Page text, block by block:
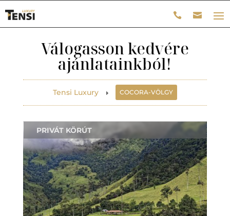
Válogasson kedvére
ajánlatainkból!
Tensi Luxury E COCORA-VÖLGY
PRIVÁT KÖRÚT